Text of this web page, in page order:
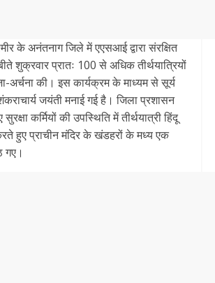
के अनंतनाग जिले में एएसआई द्वारा संरक्षित
शुक्रवार प्रातः 100 से अधिक तीर्थयात्रियों
की। इस कार्यक्रम के माध्यम से सूर्य
जयंती मनाई गई है। जिला प्रशासन
सुरक्षा कर्मियों की उपस्थिति में तीर्थयात्री हिंदू
हुए प्राचीन मंदिर के खंडहरों के मध्य एक
गए।